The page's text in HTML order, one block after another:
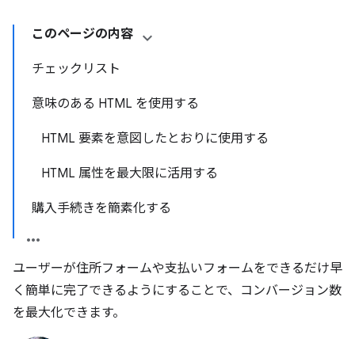
このページの内容
チェックリスト
意味のある HTML を使用する
HTML 要素を意図したとおりに使用する
HTML 属性を最大限に活用する
購入手続きを簡素化する
ユーザーが住所フォームや支払いフォームをできるだけ早
く簡単に完了できるようにすることで、コンバージョン数
を最大化できます。